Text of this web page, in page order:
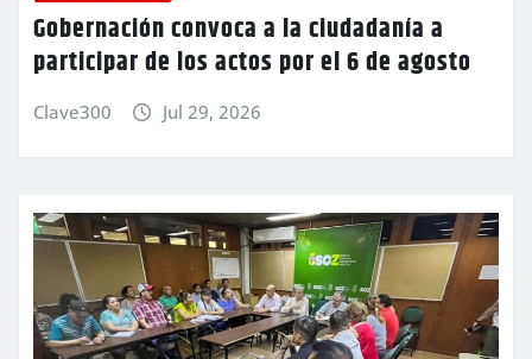
Gobernación convoca a la ciudadanía a
participar de los actos por el 6 de agosto
Clave300 Jul 29, 2026